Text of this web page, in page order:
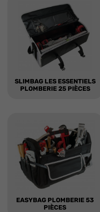
SLIMBAG LES ESSENTIELS
PLOMBERIE 25 PIÈCES
EASYBAG PLOMBERIE 53
PIÈCES